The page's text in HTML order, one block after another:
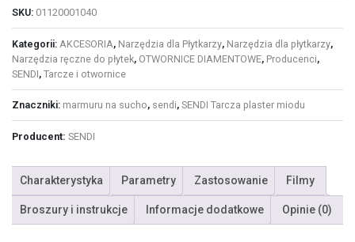
sucho
SKU: 01120001040
Kategorii: AKCESORIA, Narzędzia dla Płytkarzy, Narzędzia dla płytkarzy,
Narzędzia ręczne do płytek, OTWORNICE DIAMENTOWE, Producenci,
SENDI, Tarcze i otwornice
Znaczniki: marmuru na sucho, sendi, SENDI Tarcza plaster miodu
Producent: SENDI
Charakterystyka Parametry Zastosowanie Filmy
Broszury i instrukcje Informacje dodatkowe Opinie (0)